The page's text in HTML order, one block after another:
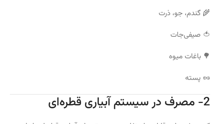
🌾 گندم، جو، ذرت
🍅 صیفی‌جات
🌳 باغات میوه
🥜 پسته
2- مصرف در سیستم آبیاری قطره‌ای